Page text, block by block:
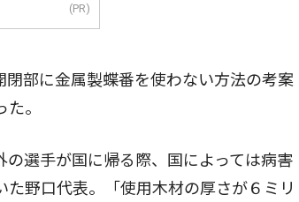
(PR)
部に金属製蝶番を使わない方法の考案
。
選手が国に帰る際、国によっては病害
野口代表。「使用木材の厚さが６ミリ